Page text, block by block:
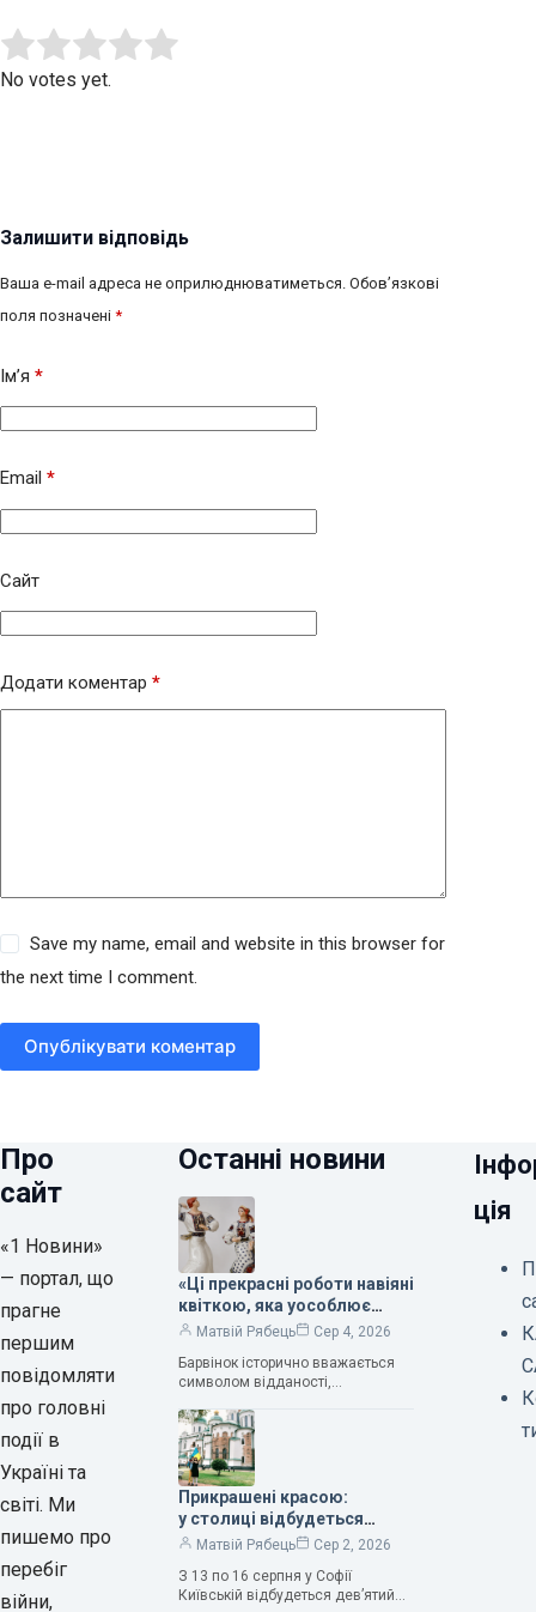
Rate this item:
No votes yet.
Залишити відповідь
Ваша e-mail адреса не оприлюднюватиметься. Обов’язкові
поля позначені *
Ім’я *
Email *
Сайт
Додати коментар *
Save my name, email and website in this browser for
the next time I comment.
Опублікувати коментар
Про
сайт
«1 Новини»
— портал, що
прагне
першим
повідомляти
про головні
події в
Україні та
світі. Ми
пишемо про
перебіг
війни,
Останні новини
«Ці прекрасні роботи навіяні
квіткою, яка уособлює
нескінченне кохання», —
Людмила Карпінська-
Романюк
Матвій Рябець
Сер 4, 2026
Барвінок історично вважається
символом відданості,
та тривалого подружнього союзу.
Саме тому ця рослина надихала і
продовжує надихати митців на
Прикрашені красою:
у столиці відбудеться
дев’ятий фестиваль
Матвій Рябець
Сер 2, 2026
З 13 по 16 серпня у Софії
Київській відбудеться дев’ятий
ція